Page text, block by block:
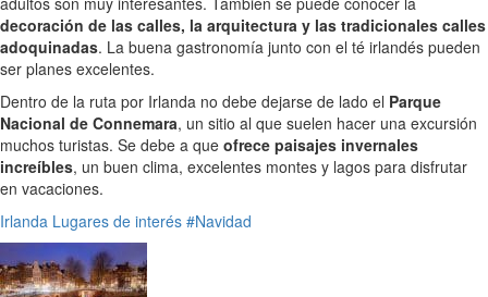
decoración de las calles, la arquitectura y las tradicionales calles
adoquinadas. La buena gastronomía junto con el té irlandés pueden
ser planes excelentes.
Dentro de la ruta por Irlanda no debe dejarse de lado el Parque
Nacional de Connemara, un sitio al que suelen hacer una excursión
muchos turistas. Se debe a que ofrece paisajes invernales
increíbles, un buen clima, excelentes montes y lagos para disfrutar
en vacaciones.
Irlanda Lugares de interés #Navidad